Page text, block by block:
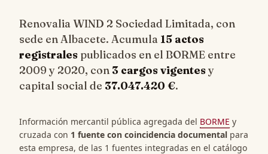
Renovalia WIND 2 Sociedad Limitada, con
sede en Albacete. Acumula 15 actos
registrales publicados en el BORME entre
2009 y 2020, con 3 cargos vigentesy
capital social de 37.047.420 €.
Información mercantil pública agregada del BORME y
cruzada con 1 fuente con coincidencia documental para
esta empresa, de las 1 fuentes integradas en el catálogo